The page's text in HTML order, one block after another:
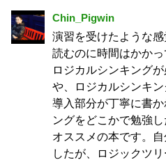
Chin_Pigwin
演習を受けたような
読むのに時間はかか
ロジカルシンキング
や、ロジカルシンキ
導入部分が丁寧に書
ングをどこかで勉強
オススメの本です。
したが、ロジックツ